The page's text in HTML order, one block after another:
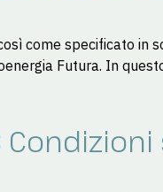
come specificato in
Futura. In